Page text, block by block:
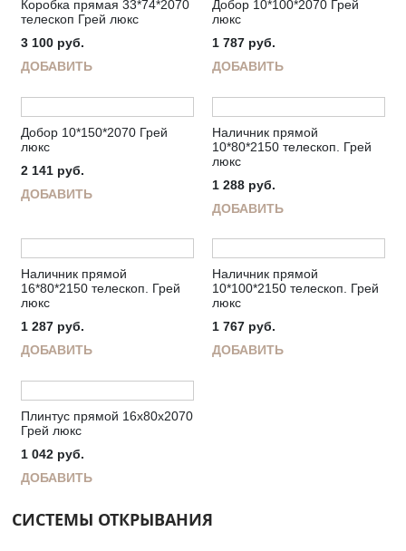
Коробка прямая 33*74*2070
телескоп Грей люкс
3 100 руб.
ДОБАВИТЬ
Добор 10*100*2070 Грей
люкс
1 787 руб.
ДОБАВИТЬ
Добор 10*150*2070 Грей
люкс
2 141 руб.
ДОБАВИТЬ
Наличник прямой
10*80*2150 телескоп. Грей
люкс
1 288 руб.
ДОБАВИТЬ
Наличник прямой
16*80*2150 телескоп. Грей
люкс
1 287 руб.
ДОБАВИТЬ
Наличник прямой
10*100*2150 телескоп. Грей
люкс
1 767 руб.
ДОБАВИТЬ
Плинтус прямой 16х80х2070
Грей люкс
1 042 руб.
ДОБАВИТЬ
СИСТЕМЫ ОТКРЫВАНИЯ